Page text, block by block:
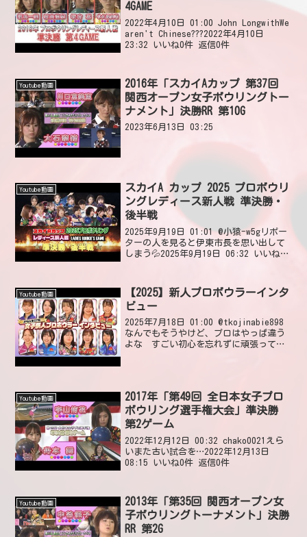
4GAME
2022年4月10日 01:00 John LongwithWe
aren't Chinese???2022年4月10日
23:32 いいね0件 返信0件
Youtube動画
2016年「スカイAカップ 第37回
関西オープン女子ボウリングトー
ナメント」決勝RR 第10G
2023年6月13日 03:25
Youtube動画
スカイA カップ 2025 プロボウリ
ングレディース新人戦 準決勝・
後半戦
2025年9月19日 01:01 @小猿-w5gリポー
ターの人を見ると伊東市長を思い出して
しまう💦2025年9月19日 06:32 いいね4
Youtube動画
【2025】新人プロボウラーインタ
ビュー
2025年7月18日 01:00 @tkojinabie898
なんでもそうやけど、プロはやっぱ違う
よな すごい初心を忘れずに頑張ってほ
Youtube動画
2017年「第49回 全日本女子プロ
ボウリング選手権大会」準決勝
第2ゲーム
2022年12月12日 00:32 chako0021えら
いまた古い試合を…2022年12月13日
08:15 いいね0件 返信0件
Youtube動画
2013年「第35回 関西オープン女
子ボウリングトーナメント」決勝
RR 第2G